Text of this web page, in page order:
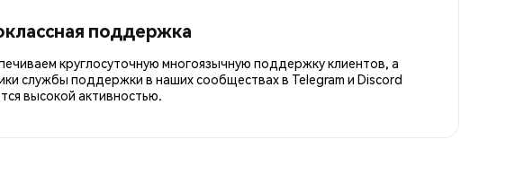
поддержка
круглосуточную многоязычную поддержку клиентов, а
службы поддержки в наших сообществах в Telegram и Discord
высокой активностью.